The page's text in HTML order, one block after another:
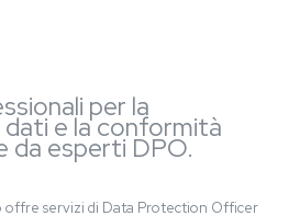
per la
e la conformità
da esperti DPO.
offre servizi di Data Protection Officer